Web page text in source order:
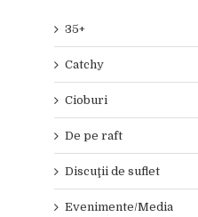
35+
Catchy
Cioburi
De pe raft
Discuţii de suflet
Evenimente/Media